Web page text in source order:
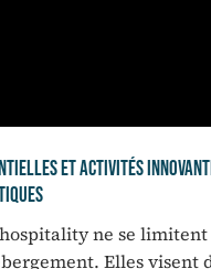
et activités
ne se
Elles visent